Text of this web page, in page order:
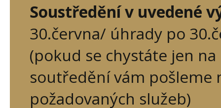
Soustředění v uvedené
30.června/ úhrady po
(pokud se chystáte jen
soutředění vám pošleme
požadovaných služeb)